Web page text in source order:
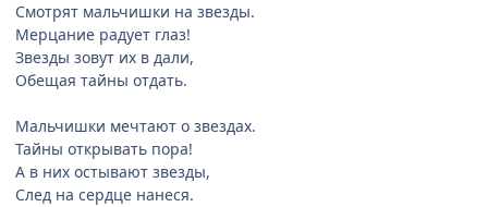
Смотрят мальчишки на звезды.
Мерцание радует глаз!
Звезды зовут их в дали,
Обещая тайны отдать.
Мальчишки мечтают о звездах.
Тайны открывать пора!
А в них остывают звезды,
След на сердце нанеся.